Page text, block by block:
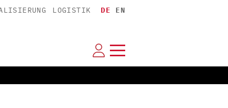
LOGISTIK DE EN